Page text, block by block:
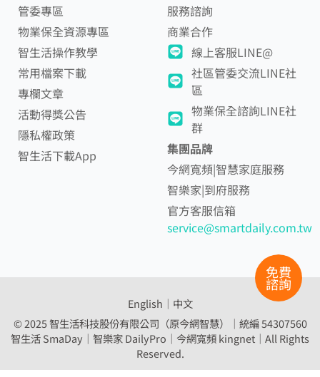
免費
諮詢
管委專區
物業保全資源專區
智生活操作教學
常用檔案下載
專欄文章
活動得獎公告
隱私權政策
智生活下載App
服務諮詢
商業合作
線上客服LINE@
社區管委交流LINE社
區
物業保全諮詢LINE社
群
集團品牌
今網寬頻|智慧家庭服務
智樂家|到府服務
官方客服信箱
service@smartdaily.com.tw
English │ 中文
© 2025 智生活科技股份有限公司（原今網智慧）｜統編 54307560
智生活 SmaDay｜智樂家 DailyPro｜ 今網寬頻 kingnet｜All Rights
Reserved.